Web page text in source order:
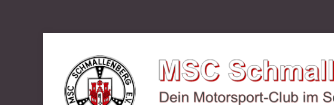
MSC Schmallenberg
Jugendgruppe